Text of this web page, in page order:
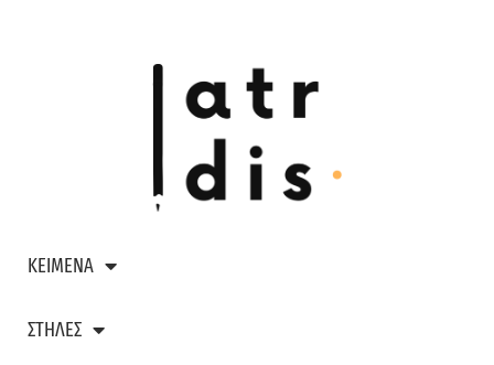
ΚΕΙΜΕΝΑ
ΣΤΗΛΕΣ